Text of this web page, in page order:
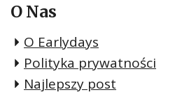
O Nas
O Earlydays
Polityka prywatności
Najlepszy post